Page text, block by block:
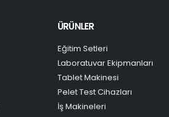
ÜRÜNLER
Eğitim Setleri
Laboratuvar Ekipmanları
Tablet Makinesi
Pelet Test Cihazları
İş Makineleri